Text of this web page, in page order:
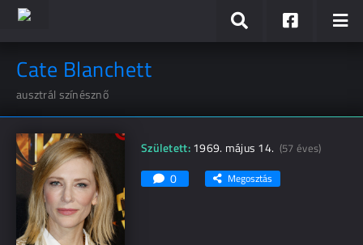
Cate Blanchett
ausztrál színésznő
Született:1969. május 14. (57 éves)
0 Megosztás